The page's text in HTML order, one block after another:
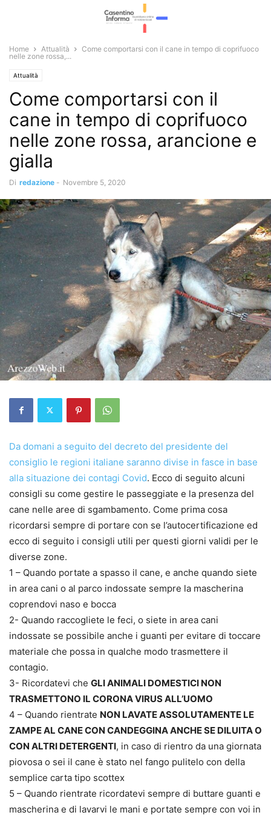
Home Attualità
Come comportarsi con il cane in tempo di coprifuoco
nelle zone rossa,...
Attualità
Come comportarsi con il
cane in tempo di coprifuoco
nelle zone rossa, arancione e
gialla
Di redazione - Novembre 5, 2020
Da domani a seguito del decreto del presidente del
consiglio le regioni italiane saranno divise in fasce in base
alla situazione dei contagi Covid. Ecco di seguito alcuni
consigli su come gestire le passeggiate e la presenza del
cane nelle aree di sgambamento. Come prima cosa
ricordarsi sempre di portare con se l’autocertificazione ed
ecco di seguito i consigli utili per questi giorni validi per le
diverse zone.
1 – Quando portate a spasso il cane, e anche quando siete
in area cani o al parco indossate sempre la mascherina
coprendovi naso e bocca
2- Quando raccogliete le feci, o siete in area cani
indossate se possibile anche i guanti per evitare di toccare
materiale che possa in qualche modo trasmettere il
contagio.
3- Ricordatevi che GLI ANIMALI DOMESTICI NON
TRASMETTONO IL CORONA VIRUS ALL’UOMO
4 – Quando rientrate NON LAVATE ASSOLUTAMENTE LE
ZAMPE AL CANE CON CANDEGGINA ANCHE SE DILUITA O
CON ALTRI DETERGENTI, in caso di rientro da una giornata
piovosa o sei il cane è stato nel fango pulitelo con della
semplice carta tipo scottex
5 – Quando rientrate ricordatevi sempre di buttare guanti e
mascherina e di lavarvi le mani e portate sempre con voi in